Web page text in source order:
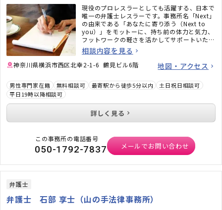
現役のプロレスラーとしても活躍する、日本で
唯一の弁護士レスラーです。事務所名「Next」
の由来である「あなたに寄り添う（Next to
you）」をモットーに、持ち前の体力と気力、
フットワークの軽さを活かしてサポートいたし
ます。
横浜に根ざした「マチベン」として約10年。
離婚、相続、不動産、刑事事件、企業法務など
の幅広いご相談を承っています。ご相談後に
「相談してよかった」「少し気持ちが軽くなっ
た」と言っていただくことも多い弁護士ですの
相談内容を見る
神奈川県横浜市西区北幸2-1-6 鶴見ビル6階 地図・アクセス
男性専門家在籍 無料相談可 最寄駅から徒歩5分以内
土日祝日相談可
平日19時以降相談可
詳しく見る
この事務所の電話番号
050-1792-7837 メールでお問い合わせ
弁護士
弁護士 石部 享士（山の手法律事務所）